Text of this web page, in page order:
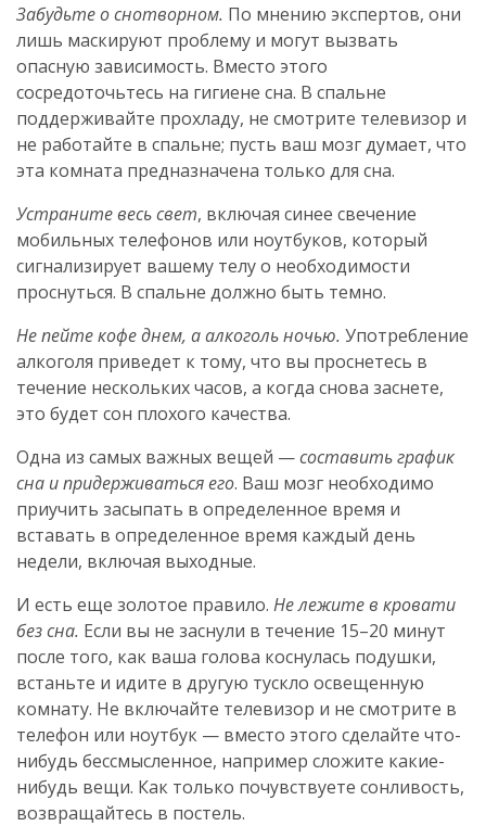
Забудьте о снотворном. По мнению экспертов, они
лишь маскируют проблему и могут вызвать
опасную зависимость. Вместо этого
сосредоточьтесь на гигиене сна. В спальне
поддерживайте прохладу, не смотрите телевизор и
не работайте в спальне; пусть ваш мозг думает, что
эта комната предназначена только для сна.
Устраните весь свет, включая синее свечение
мобильных телефонов или ноутбуков, который
сигнализирует вашему телу о необходимости
проснуться. В спальне должно быть темно.
Не пейте кофе днем, а алкоголь ночью. Употребление
алкоголя приведет к тому, что вы проснетесь в
течение нескольких часов, а когда снова заснете,
это будет сон плохого качества.
Одна из самых важных вещей —составить график
сна и придерживаться его. Ваш мозг необходимо
приучить засыпать в определенное время и
вставать в определенное время каждый день
недели, включая выходные.
И есть еще золотое правило. Не лежите в кровати
без сна. Если вы не заснули в течение 15–20 минут
после того, как ваша голова коснулась подушки,
встаньте и идите в другую тускло освещенную
комнату. Не включайте телевизор и не смотрите в
телефон или ноутбук — вместо этого сделайте что-
нибудь бессмысленное, например сложите какие-
нибудь вещи. Как только почувствуете сонливость,
возвращайтесь в постель.